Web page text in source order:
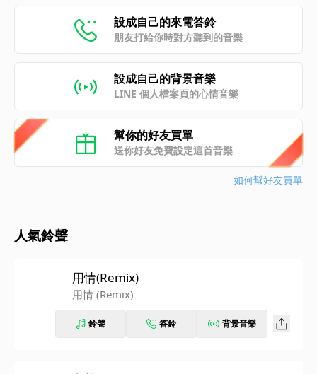
設成自己的來電答鈴
朋友打給你時對方聽到的音樂
設成自己的背景音樂
LINE 個人檔案頁的心情音樂
幫你的好友買單
送你好友免費設定這首音樂
如何幫好友買單
人氣鈴聲
用情(Remix)
用情 (Remix)
鈴聲 答鈴 背景音樂